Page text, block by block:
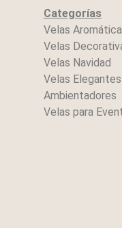
Categorías
Velas
Velas
Velas Navidad
Velas Elegantes
Ambientadores
Velas para